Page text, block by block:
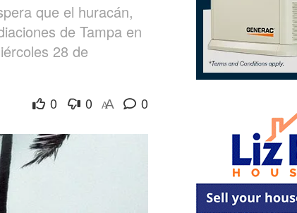
que el huracán,
de Tampa en
28 de
0 0 AA 0